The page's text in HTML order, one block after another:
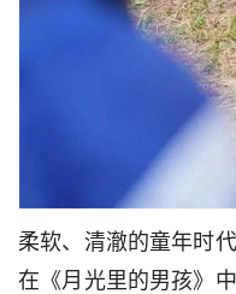
柔软、清澈的童年时
在《月光里的男孩》